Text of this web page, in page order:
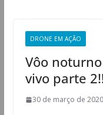
DRONE EM AÇÃO
Vôo
vivo parte
30 de março de 2020